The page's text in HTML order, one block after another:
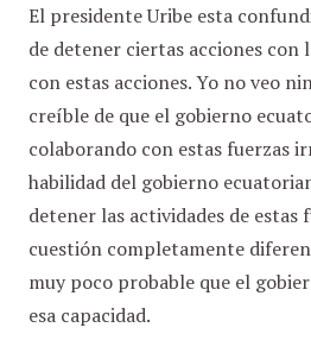
El presidente Uribe esta
de detener ciertas acciones con
con estas acciones. Yo no veo
creíble de que el gobierno
colaborando con estas fuerzas
habilidad del gobierno
detener las actividades de estas
cuestión completamente
muy poco probable que el
esa capacidad.